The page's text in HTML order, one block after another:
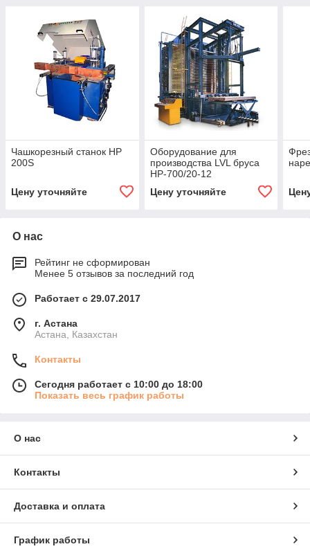
Чашкорезный станок HP
200S
Цену уточняйте
Оборудование для
производства LVL бруса
HP-700/20-12
Цену уточняйте
О нас
Рейтинг не сформирован
Менее 5 отзывов за последний год
Работает с 29.07.2017
г. Астана
Астана, Казахстан
Контакты
Сегодня работает с 10:00 до 18:00
Показать весь график работы
О нас
Контакты
Доставка и оплата
График работы